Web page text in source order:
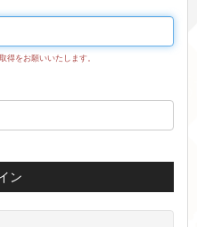
をお願いいたします。